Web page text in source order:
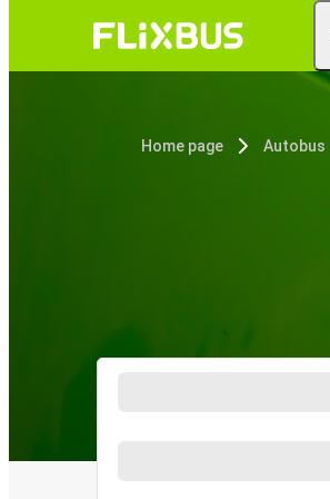
Home page Autobus